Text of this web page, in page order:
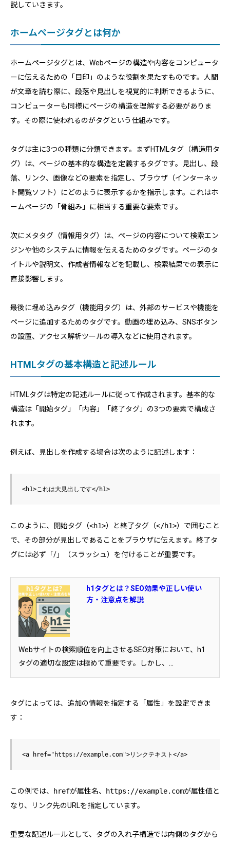
説していきます。
ホームページタグとは何か
ホームページタグとは、Webページの構造や内容をコンピュータ
ーに伝えるための「目印」のような役割を果たすものです。人間
が文章を読む際に、段落や見出しを視覚的に判断できるように、
コンピューターも同様にページの構造を理解する必要がありま
す。その際に使われるのがタグという仕組みです。
タグは主に3つの種類に分類できます。まずHTMLタグ（構造用タ
グ）は、ページの基本的な構造を定義するタグです。見出し、段
落、リンク、画像などの要素を指定し、ブラウザ（インターネッ
ト閲覧ソフト）にどのように表示するかを指示します。これはホ
ームページの「骨組み」に相当する重要な要素です。
次にメタタグ（情報用タグ）は、ページの内容について検索エン
ジンや他のシステムに情報を伝えるためのタグです。ページのタ
イトルや説明文、作成者情報などを記載し、検索結果での表示に
直接影響します。
最後に埋め込みタグ（機能用タグ）は、外部のサービスや機能を
ページに追加するためのタグです。動画の埋め込み、SNSボタン
の設置、アクセス解析ツールの導入などに使用されます。
HTMLタグの基本構造と記述ルール
HTMLタグは特定の記述ルールに従って作成されます。基本的な
構造は「開始タグ」「内容」「終了タグ」の3つの要素で構成さ
れます。
例えば、見出しを作成する場合は次のように記述します：
このように、開始タグ（<h1>）と終了タグ（</h1>）で囲むこと
で、その部分が見出しであることをブラウザに伝えます。終了タ
グには必ず「/」（スラッシュ）を付けることが重要です。
h1タグとは？SEO効果や正しい使い
方・注意点を解説
Webサイトの検索順位を向上させるSEO対策において、h1
タグの適切な設定は極めて重要です。しかし、...
タグによっては、追加の情報を指定する「属性」を設定できま
す：
この例では、 hrefが属性名、 https://example.comが属性値と
なり、リンク先のURLを指定しています。
重要な記述ルールとして、タグの入れ子構造では内側のタグから